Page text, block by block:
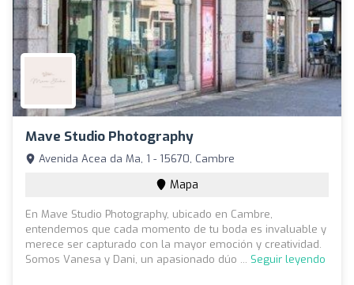
Mave Studio Photography
Avenida Acea da Ma, 1 - 15670, Cambre
Mapa
En Mave Studio Photography, ubicado en Cambre,
entendemos que cada momento de tu boda es invaluable y
merece ser capturado con la mayor emoción y creatividad.
Somos Vanesa y Dani, un apasionado dúo ... Seguir leyendo